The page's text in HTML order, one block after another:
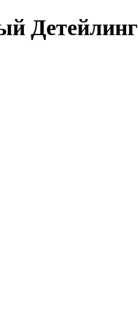
Детейлинг